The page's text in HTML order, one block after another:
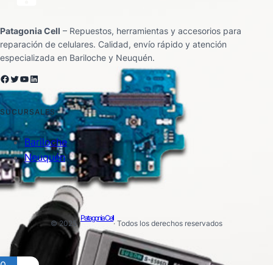
Patagonia Cell – Repuestos, herramientas y accesorios para
reparación de celulares. Calidad, envío rápido y atención
especializada en Bariloche y Neuquén.
Facebook Twitter YouTube LinkedIn
SUCURSALES
Bariloche
Neuquén
© 2025 ·
Patagonia Cell
· Todos los derechos reservados